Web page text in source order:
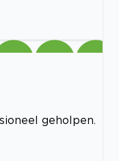
geholpen.